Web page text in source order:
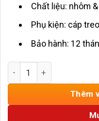
Chất liệu: nhôm
Phụ kiện: cáp
Bảo hành: 12
Đèn LED Thả Văn
Thêm